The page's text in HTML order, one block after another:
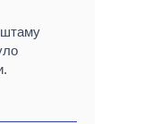
штаму